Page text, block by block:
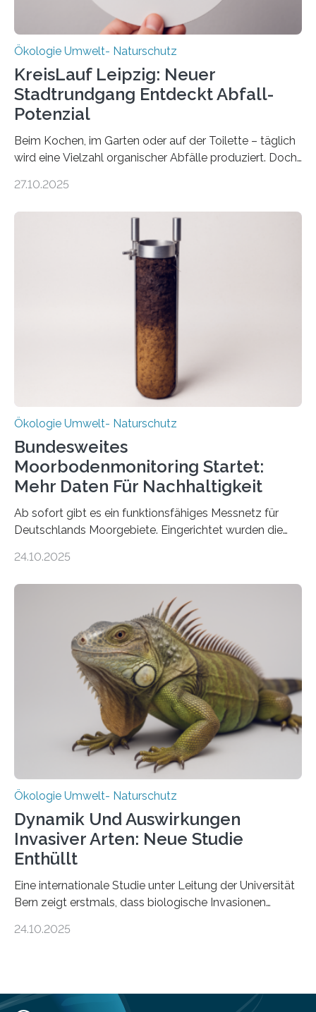
Ökologie Umwelt- Naturschutz
KreisLauf Leipzig: Neuer
Stadtrundgang Entdeckt Abfall-
Potenzial
Beim Kochen, im Garten oder auf der Toilette – täglich
wird eine Vielzahl organischer Abfälle produziert. Doch
Potenzial nur dann entfalten können, wenn sie in
Veränderung der Wirtschaft wichtig ist, zeigt der vom
Deutschen Biomasseforschungszentrum und der
Stadtreinigung Leipzig konzipierte und am 24. Oktober
2025 offiziell eingeweihte Stadtrundgang „KreisLauf“. Er
ist ab sofort im Leipziger Stadtgebiet…
27.10.2025
Ökologie Umwelt- Naturschutz
Bundesweites
Moorbodenmonitoring Startet:
Mehr Daten Für Nachhaltigkeit
Ab sofort gibt es ein funktionsfähiges Messnetz für
Deutschlands Moorgebiete. Eingerichtet wurden die
vergangenen fünf Jahren von Wissenschaftlerinnen
heutigen Donnerstag übergeben sie ihren Bericht zur
Aufbauphase an den Auftraggeber, das
Bundesministerium für Landwirtschaft, Ernährung und
Heimat. Braunschweig/Eberswalde (23. Oktober 2025).
Ein Netz aus 155 Messstationen spannt sich neuerdings
über Deutschlands Moorböden. Eingerichtet wurden sie
in den vergangenen fünf Jahren von
Wissenschaftlerinnen und Wissenschaftlern des
Thünen-Instituts für Agrarklimaschutz…
24.10.2025
Ökologie Umwelt- Naturschutz
Dynamik Und Auswirkungen
Invasiver Arten: Neue Studie
Enthüllt
Eine internationale Studie unter Leitung der Universität
Bern zeigt erstmals, dass biologische Invasionen
Einige Auswirkungen, insbesondere der durch invasive
des Nährstoffgehalts im Boden, klingen mit
24.10.2025